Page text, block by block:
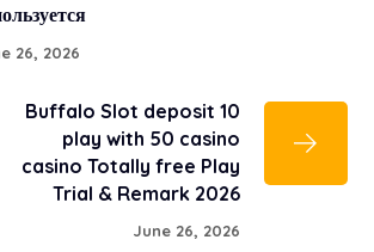
26, 2026
Buffalo Slot deposit 10
play with 50 casino
casino Totally free Play
Trial & Remark 2026
June 26, 2026